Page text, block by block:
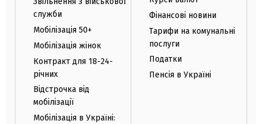
служби
Мобілізація 50+
Мобілізація жінок
Контракт для 18-24-
річних
Відстрочка від
мобілізації
Мобілізація в Україні:
Фінансові новини
Тарифи на комунальні
послуги
Податки
Пенсія в Україні